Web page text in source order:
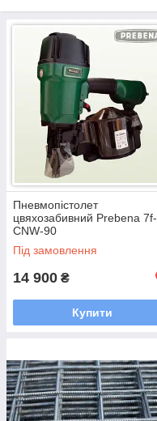
Пневмопістолет
цвяхозабивний Prebena 7f-
CNW-90
Під замовлення
14 900 ₴
Купити